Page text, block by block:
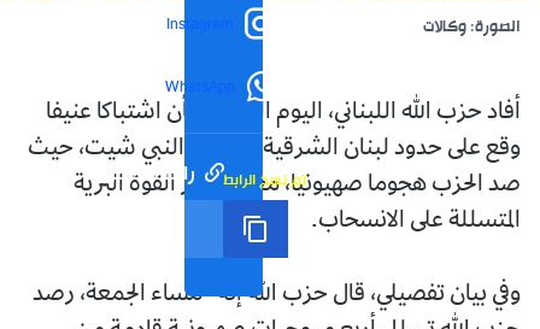
Instagram
WhatsApp
رابط مختصر تم نسخ الرابط
الصورة: وكالات
أفاد حزب الله اللبناني، اليوم السبت، بأن اشتباكا عنيفا
وقع على حدود لبنان الشرقية، في بلدة النبي شيت، حيث
صد الحزب هجوما صهيونيا، معلنا إجبار القوة البرية
المتسللة على الانسحاب.
وفي بيان تفصيلي، قال حزب الله إنه "مساء الجمعة، رصد